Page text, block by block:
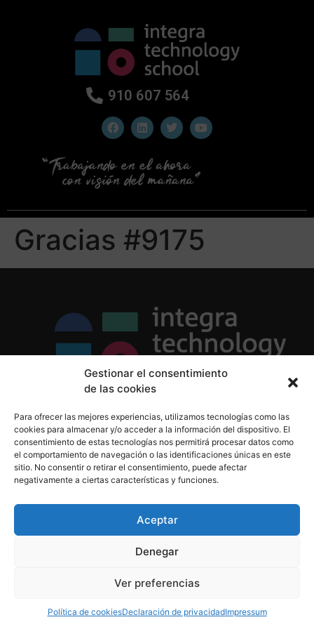
Gestionar el consentimiento
de las cookies
Para ofrecer las mejores experiencias, utilizamos tecnologías como las
cookies para almacenar y/o acceder a la información del dispositivo. El
consentimiento de estas tecnologías nos permitirá procesar datos como
el comportamiento de navegación o las identificaciones únicas en este
sitio. No consentir o retirar el consentimiento, puede afectar
negativamente a ciertas características y funciones.
Aceptar
Denegar
Ver preferencias
Política de cookiesDeclaración de privacidadImpressum
910 607 564
Gracias #9175
Política de Cookies
Aviso Legal
910 607 564
derechos reservados